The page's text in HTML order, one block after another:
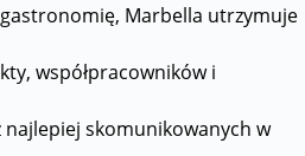
Marbella utrzymuje
współpracowników i
skomunikowanych w